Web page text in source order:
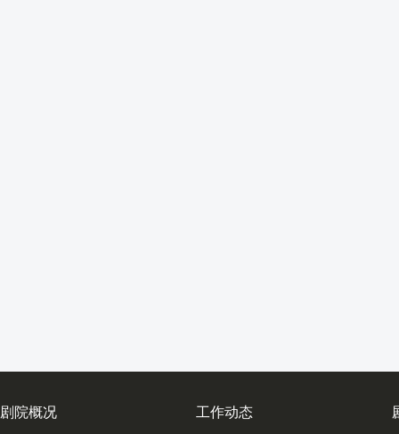
剧院概况 工作动态